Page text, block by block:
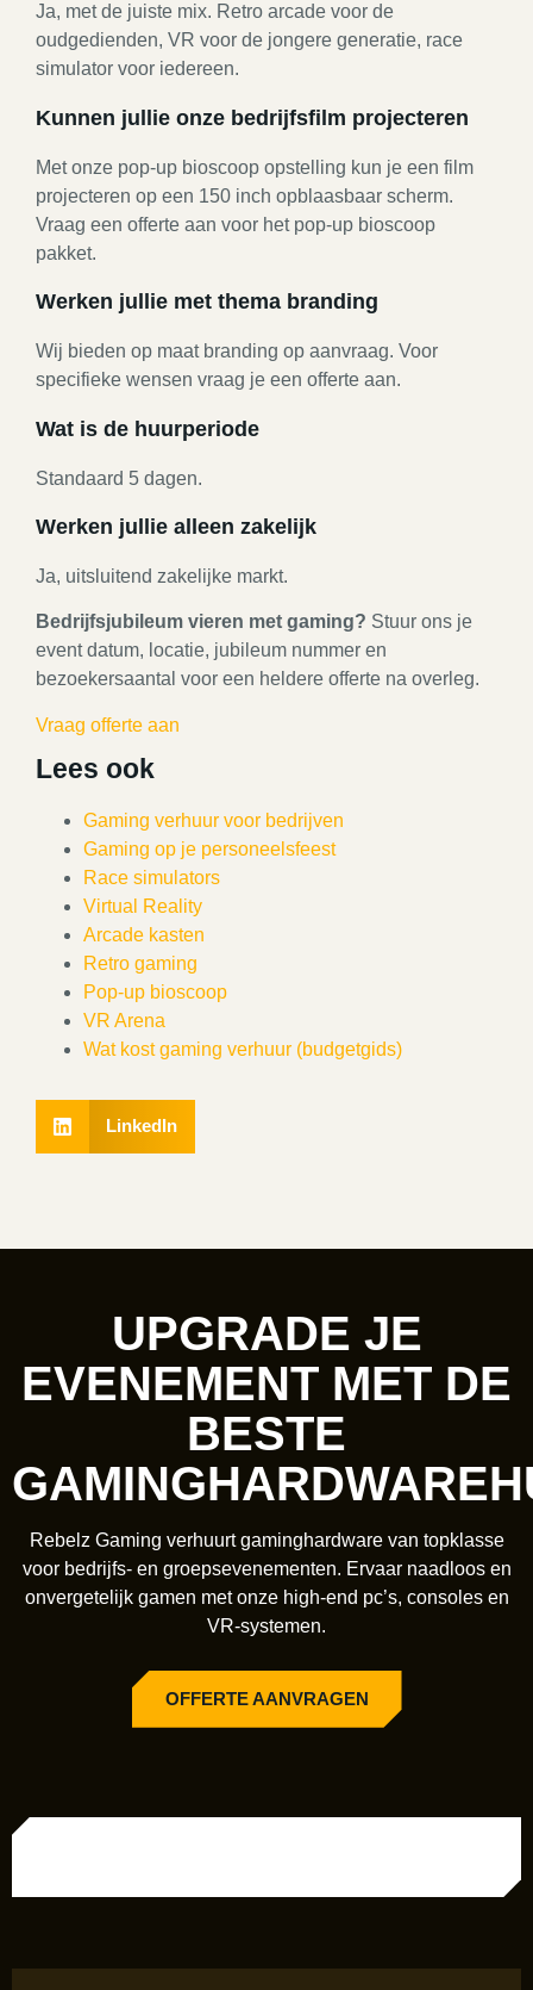
Ja, met de juiste mix. Retro arcade voor de
oudgedienden, VR voor de jongere generatie, race
simulator voor iedereen.
Kunnen jullie onze bedrijfsfilm projecteren
Met onze pop-up bioscoop opstelling kun je een film
projecteren op een 150 inch opblaasbaar scherm.
Vraag een offerte aan voor het pop-up bioscoop
pakket.
Werken jullie met thema branding
Wij bieden op maat branding op aanvraag. Voor
specifieke wensen vraag je een offerte aan.
Wat is de huurperiode
Standaard 5 dagen.
Werken jullie alleen zakelijk
Ja, uitsluitend zakelijke markt.
Bedrijfsjubileum vieren met gaming? Stuur ons je
event datum, locatie, jubileum nummer en
bezoekersaantal voor een heldere offerte na overleg.
Vraag offerte aan
Lees ook
Gaming verhuur voor bedrijven
Gaming op je personeelsfeest
Race simulators
Virtual Reality
Arcade kasten
Retro gaming
Pop-up bioscoop
VR Arena
Wat kost gaming verhuur (budgetgids)
LinkedIn
UPGRADE JE
EVENEMENT MET DE
BESTE
Rebelz Gaming verhuurt gaminghardware van topklasse
voor bedrijfs- en groepsevenementen. Ervaar naadloos en
onvergetelijk gamen met onze high-end pc’s, consoles en
VR-systemen.
OFFERTE AANVRAGEN